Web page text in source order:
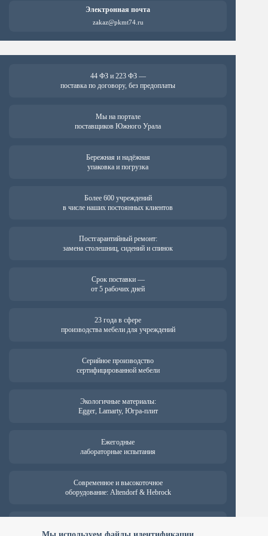
Электронная почта
zakaz@pkmt74.ru
44 ФЗ и 223 ФЗ —
поставка по договору, без предоплаты
Мы на портале
поставщиков Южного Урала
Бережная и надёжная
упаковка и погрузка
Более 600 учреждений
в числе наших постоянных клиентов
Постгарантийный ремонт:
замена столешниц, сидений и спинок
Срок поставки —
от 5 рабочих дней
23 года в сфере
производства мебели для учреждений
Серийное производство
сертифицированной мебели
Экологичные материалы:
Egger, Lamarty, Югра-плит
Ежегодные
лабораторные испытания
Современное и высокоточное
оборудование: Altendorf & Hebrock
от 18 месяцев